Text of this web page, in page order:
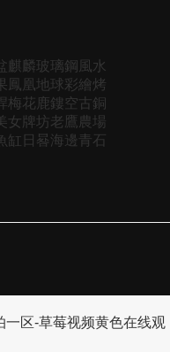
麒麟玻璃鋼 風水
鳳凰地球彩繪烤
梅花鹿鏤空古銅
女 牌坊 老鷹 農場
缸 日晷海邊 青石
一区-草莓视频黄色在线观